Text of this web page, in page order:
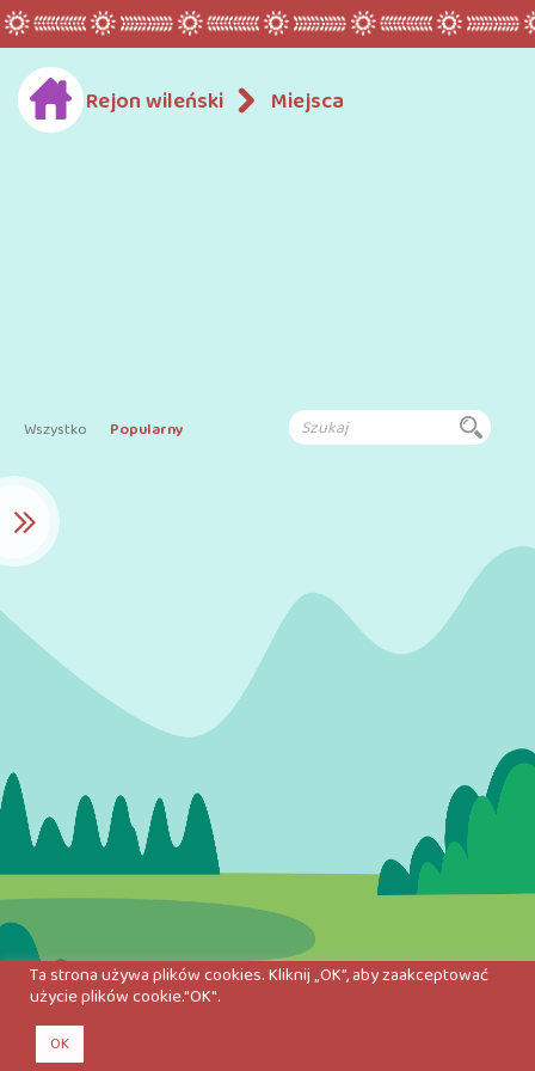
Rejon wileński Miejsca
Wszystko Popularny
Ta strona używa plików cookies. Kliknij „OK”, aby zaakceptować
użycie plików cookie."OK".
OK